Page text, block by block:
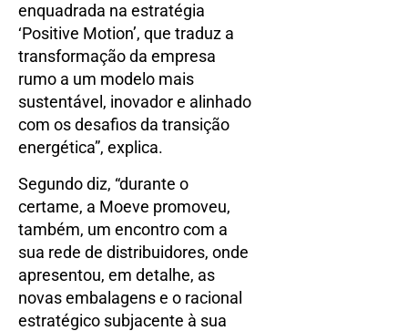
enquadrada na estratégia
‘Positive Motion’, que traduz a
transformação da empresa
rumo a um modelo mais
sustentável, inovador e alinhado
com os desafios da transição
energética”, explica.
Segundo diz, “durante o
certame, a Moeve promoveu,
também, um encontro com a
sua rede de distribuidores, onde
apresentou, em detalhe, as
novas embalagens e o racional
estratégico subjacente à sua